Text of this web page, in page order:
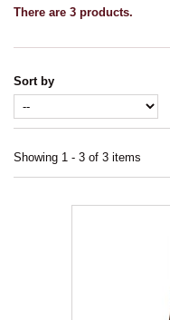
There are 3 products.
Sort by
Showing 1 - 3 of 3 items